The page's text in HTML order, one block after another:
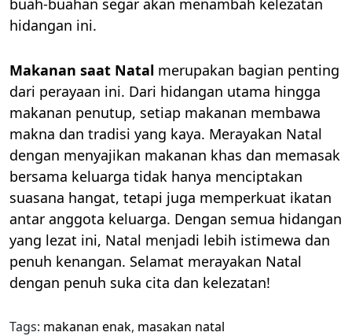
buah-buahan segar akan menambah kelezatan
hidangan ini.
Makanan saat Natal merupakan bagian penting
dari perayaan ini. Dari hidangan utama hingga
makanan penutup, setiap makanan membawa
makna dan tradisi yang kaya. Merayakan Natal
dengan menyajikan makanan khas dan memasak
bersama keluarga tidak hanya menciptakan
suasana hangat, tetapi juga memperkuat ikatan
antar anggota keluarga. Dengan semua hidangan
yang lezat ini, Natal menjadi lebih istimewa dan
penuh kenangan. Selamat merayakan Natal
dengan penuh suka cita dan kelezatan!
Tags: makanan enak, masakan natal